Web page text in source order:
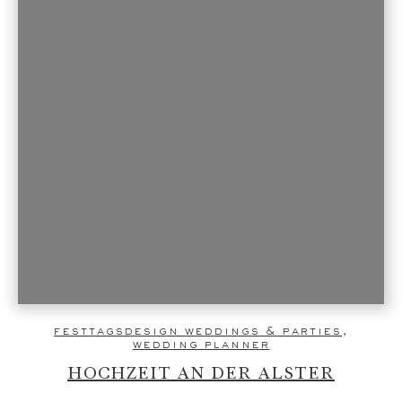
festtagsdesign weddings & parties
,
wedding planner
HOCHZEIT AN DER ALSTER